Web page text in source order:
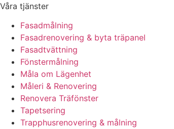
Våra tjänster
Fasadmålning
Fasadrenovering & byta träpanel
Fasadtvättning
Fönstermålning
Måla om Lägenhet
Måleri & Renovering
Renovera Träfönster
Tapetsering
Trapphusrenovering & målning